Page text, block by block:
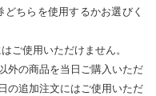
ちらを使用するかお選びく
ご使用いただけません。
外の商品を当日ご購入いただ
の追加注文にはご使用いただ